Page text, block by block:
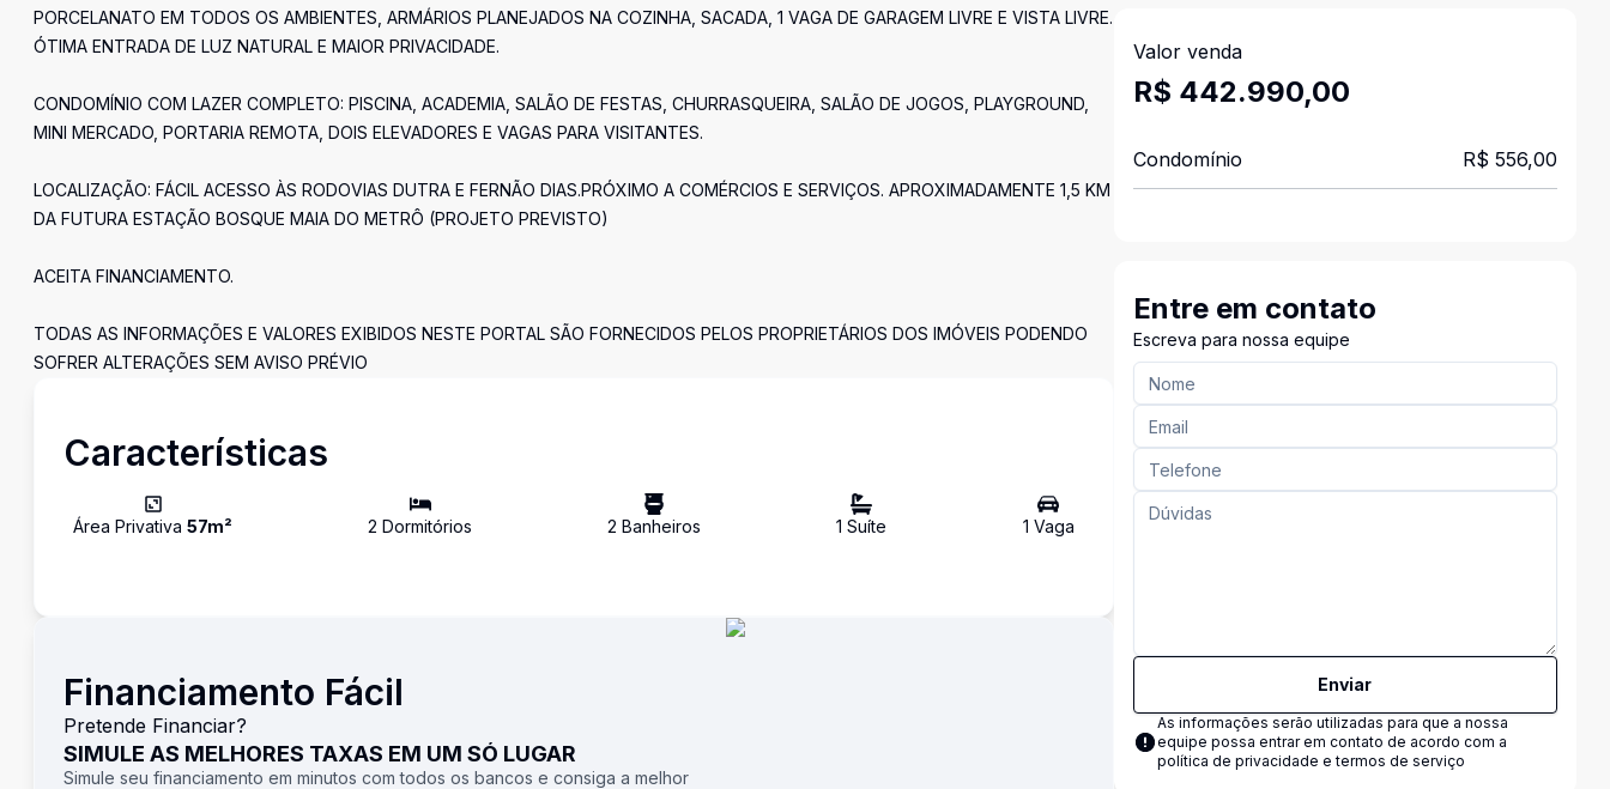
PORCELANATO EM TODOS OS AMBIENTES, ARMÁRIOS PLANEJADOS NA COZINHA, SACADA, 1 VAGA DE GARAGEM LIVRE E VISTA LIVRE.
ÓTIMA ENTRADA DE LUZ NATURAL E MAIOR PRIVACIDADE.
CONDOMÍNIO COM LAZER COMPLETO: PISCINA, ACADEMIA, SALÃO DE FESTAS, CHURRASQUEIRA, SALÃO DE JOGOS, PLAYGROUND,
MINI MERCADO, PORTARIA REMOTA, DOIS ELEVADORES E VAGAS PARA VISITANTES.
LOCALIZAÇÃO: FÁCIL ACESSO ÀS RODOVIAS DUTRA E FERNÃO DIAS.PRÓXIMO A COMÉRCIOS E SERVIÇOS. APROXIMADAMENTE 1,5 KM
DA FUTURA ESTAÇÃO BOSQUE MAIA DO METRÔ (PROJETO PREVISTO)
ACEITA FINANCIAMENTO.
TODAS AS INFORMAÇÕES E VALORES EXIBIDOS NESTE PORTAL SÃO FORNECIDOS PELOS PROPRIETÁRIOS DOS IMÓVEIS PODENDO
SOFRER ALTERAÇÕES SEM AVISO PRÉVIO
Características
Área Privativa 57m² 2 Dormitórios 2 Banheiros 1 Suíte 1 Vaga
Financiamento Fácil
Pretende Financiar?
SIMULE AS MELHORES TAXAS EM UM SÓ LUGAR
Simule seu financiamento em minutos com todos os bancos e consiga a melhor
Valor venda
R$ 442.990,00
Condomínio R$ 556,00
Entre em contato
Escreva para nossa equipe
Enviar
As informações serão utilizadas para que a nossa
equipe possa entrar em contato de acordo com a
política de privacidade e termos de serviço